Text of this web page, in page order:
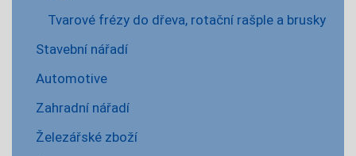
Tvarové frézy do dřeva, rotační rašple a brusky
Stavební nářadí
Automotive
Zahradní nářadí
Železářské zboží